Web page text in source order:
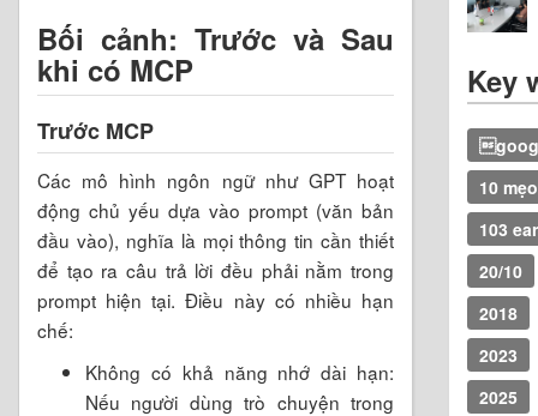
Bối cảnh: Trước và Sau
khi có MCP
Trước MCP
Các mô hình ngôn ngữ như GPT hoạt
động chủ yếu dựa vào prompt (văn bản
đầu vào), nghĩa là mọi thông tin cần thiết
để tạo ra câu trả lời đều phải nằm trong
prompt hiện tại. Điều này có nhiều hạn
chế:
Không có khả năng nhớ dài hạn:
Nếu người dùng trò chuyện trong
Key
10 mẹo
103
20/10
2018
2023
2025